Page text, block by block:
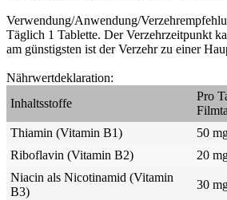
Verwendung/Anwendung/
Täglich 1 Tablette. Der Verzehrzeitpunkt
am günstigsten ist der Verzehr zu einer
Nährwertdeklaration:
Inhaltsstoffe
Pro
Thiamin (Vitamin B1)
50
Riboflavin (Vitamin B2)
20
Niacin als Nicotinamid (Vitamin
B3)
30